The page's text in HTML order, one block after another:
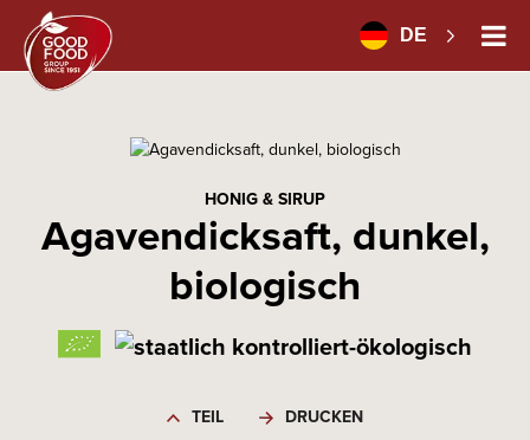
DE
HONIG & SIRUP
Agavendicksaft, dunkel,
biologisch
TEIL DRUCKEN